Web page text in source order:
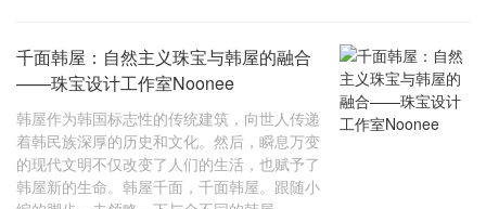
千面韩屋：自然主义珠宝与韩屋的融合
——珠宝设计工作室Noonee
韩屋作为韩国标志性的传统建筑，向世人传递
着韩民族深厚的历史和文化。然后，瞬息万变
的现代文明不仅改变了人们的生活，也赋予了
韩屋新的生命。韩屋千面，千面韩屋。跟随小